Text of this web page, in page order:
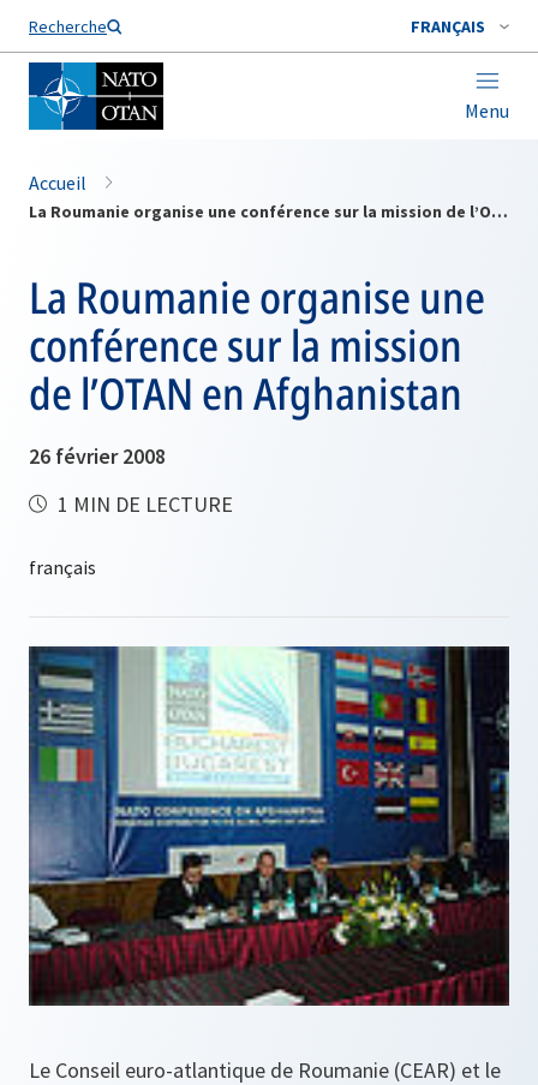
Recherche FRANÇAIS
Menu
Nom de famille*
Accueil
La Roumanie organise une conférence sur la mission de l’OTAN en Afghanistan
La Roumanie organise une
conférence sur la mission
de l’OTAN en Afghanistan
26 février 2008
1 MIN DE LECTURE
Le Conseil euro-atlantique de Roumanie (CEAR) et le